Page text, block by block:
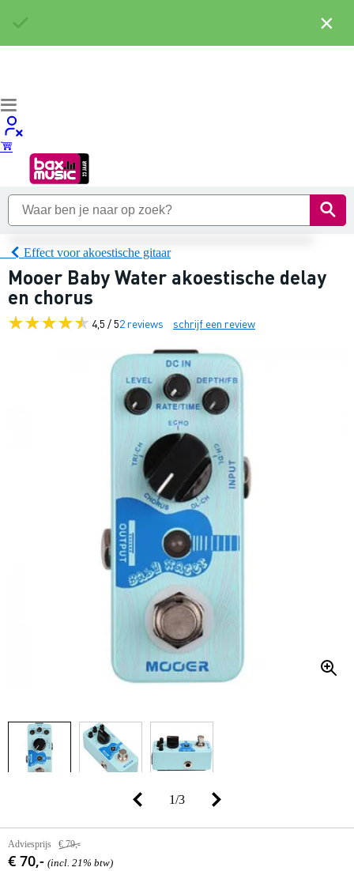
Effect voor akoestische gitaar
Mooer Baby Water akoestische delay
en chorus
4,5 / 52 reviews schrijf een review
1/3
Adviesprijs € 79,-
€ 70,- (incl. 21% btw)
×